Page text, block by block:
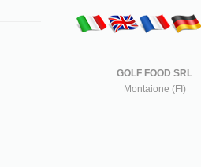
GOLF FOOD SRL
Montaione (FI)